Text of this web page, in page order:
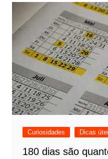
Curiosidades Dicas
180 dias são